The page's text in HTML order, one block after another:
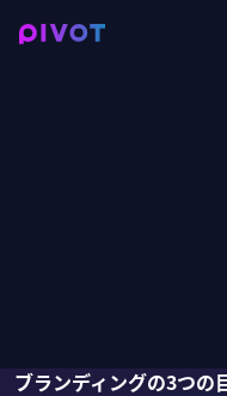
ブランディングの3つの
西口一希佐々木紀彦